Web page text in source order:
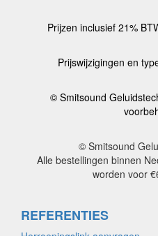
Prijzen inclusief 21%
Prijswijzigingen en
© Smitsound
© Smitsound
Alle bestellingen binnen
worden voor
REFERENTIES